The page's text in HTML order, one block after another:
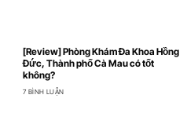
[Review] Phòng Khám Đa Khoa Hồng
Đức, Thành phố Cà Mau có tốt
không?
7 BÌNH LUẬN